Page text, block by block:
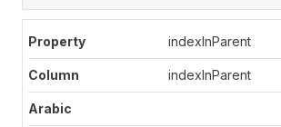
indexInParent
indexInParent